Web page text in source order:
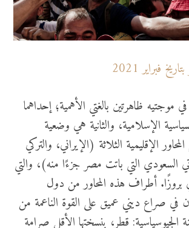
فبراير 2021
موجتيه ظاهرتين بالغتي الأهمية؛ إحداهما
الإسلامية، والثانية هي وضعية
الإقليمية الثلاثة (الإيراني، والتركي
السعودي التي باتت مصر جزءًا منه)، والتي
بروزًا. أطراف هذه المحاور من دول
صراع ديني عميق على القوة الناعمة من
الجيوسياسية: قطر، بنسختها الأقل صرامة